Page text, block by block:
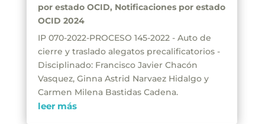
por estado OCID, Notificaciones por estado
OCID 2024
IP 070-2022-PROCESO 145-2022 - Auto de
cierre y traslado alegatos precalificatorios -
Disciplinado: Francisco Javier Chacón
Vasquez, Ginna Astrid Narvaez Hidalgo y
Carmen Milena Bastidas Cadena.
leer más